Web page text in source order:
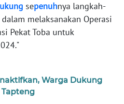
sepenuhnya langkah-
melaksanakan Operasi
Pekat Toba untuk
Warga Dukung